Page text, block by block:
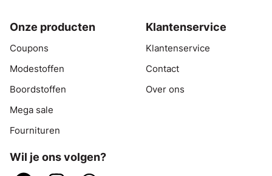
Onze producten
Coupons
Modestoffen
Boordstoffen
Mega sale
Fournituren
Klantenservice
Klantenservice
Contact
Over ons
Wil je ons volgen?